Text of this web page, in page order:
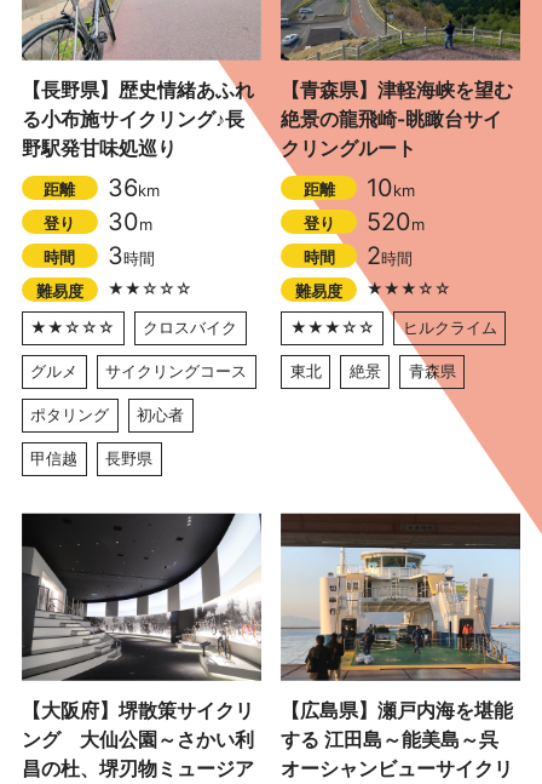
【長野県】歴史情緒あふれ
る小布施サイクリング♪長
野駅発甘味処巡り
距離 36km
登り
30m
時間
3時間
難易度
★★☆☆☆
★★☆☆☆
クロスバイク
グルメ サイクリングコース
ポタリング 初心者
甲信越 長野県
【青森県】津軽海峡を望む
絶景の龍飛崎-眺瞰台サイ
クリングルート
距離 10km
登り
520m
時間
2時間
難易度
★★★☆☆
★★★☆☆
ヒルクライム
東北 絶景 青森県
【大阪府】堺散策サイクリ
ング 大仙公園～さかい利
昌の杜、堺刃物ミュージア
【広島県】瀬戸内海を堪能
する 江田島～能美島～呉
オーシャンビューサイクリ